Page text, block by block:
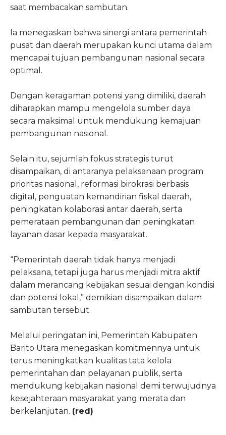
saat membacakan sambutan.
Ia menegaskan bahwa sinergi antara pemerintah
pusat dan daerah merupakan kunci utama dalam
mencapai tujuan pembangunan nasional secara
optimal.
Dengan keragaman potensi yang dimiliki, daerah
diharapkan mampu mengelola sumber daya
secara maksimal untuk mendukung kemajuan
pembangunan nasional.
Selain itu, sejumlah fokus strategis turut
disampaikan, di antaranya pelaksanaan program
prioritas nasional, reformasi birokrasi berbasis
digital, penguatan kemandirian fiskal daerah,
peningkatan kolaborasi antar daerah, serta
pemerataan pembangunan dan peningkatan
layanan dasar kepada masyarakat.
“Pemerintah daerah tidak hanya menjadi
pelaksana, tetapi juga harus menjadi mitra aktif
dalam merancang kebijakan sesuai dengan kondisi
dan potensi lokal,” demikian disampaikan dalam
sambutan tersebut.
Melalui peringatan ini, Pemerintah Kabupaten
Barito Utara menegaskan komitmennya untuk
terus meningkatkan kualitas tata kelola
pemerintahan dan pelayanan publik, serta
mendukung kebijakan nasional demi terwujudnya
kesejahteraan masyarakat yang merata dan
berkelanjutan. (red)